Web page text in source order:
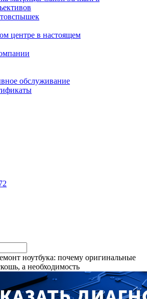
центре в настоящем
обслуживание
ноутбука: почему оригинальные
а необходимость